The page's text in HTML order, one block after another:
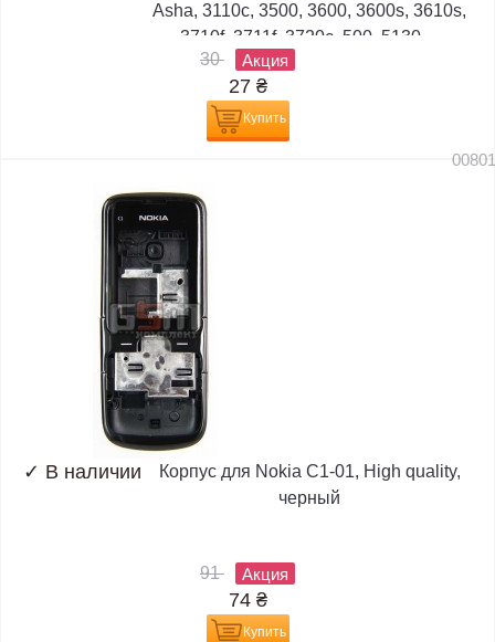
Asha, 3110c, 3500, 3600, 3600s, 3610s,
3710f, 3711f, 3720c, 500, 5130,...
30
Акция
27 ₴
Купить
✓ В наличии
Корпус для Nokia C1-01, High quality,
черный
91 Акция
74 ₴
Купить